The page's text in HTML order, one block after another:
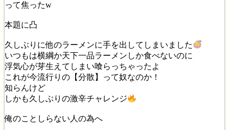
って焦ったw
本題に凸
久しぶりに他のラーメンに手を出してしまいました
いつもは横綱か天下一品ラーメンしか食べないのに
浮気心が芽生えてしまい喰らっちゃったよ
これが今流行りの【分散】って奴なのか！
知らんけど
しかも久しぶりの激辛チャレンジ
俺のことしらない人の為へ